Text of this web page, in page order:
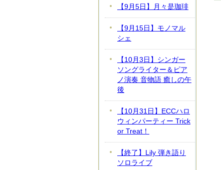
【9月5日】月々是珈琲
【9月15日】モノマル
シェ
【10月3日】シンガー
ソングライター＆ピア
ノ演奏 音物語 癒しの午
後
【10月31日】ECCハロ
ウィンパーティー Trick
or Treat！
【終了】Lily 弾き語り
ソロライブ